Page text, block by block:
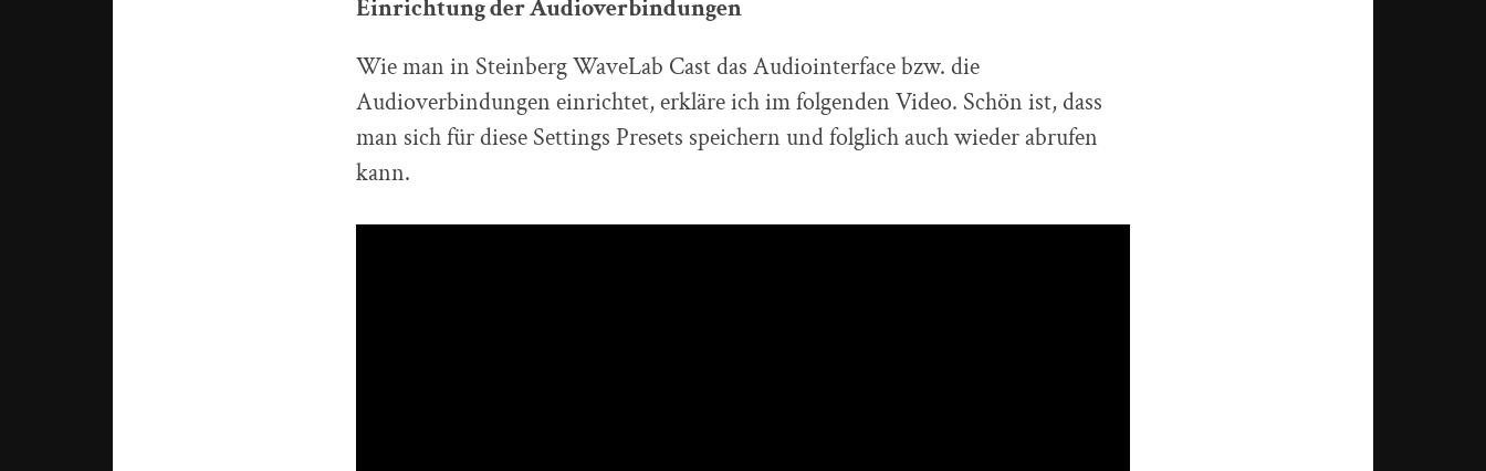
Einrichtung der Audioverbindungen
Wie man in Steinberg WaveLab Cast das Audiointerface bzw. die
Audioverbindungen einrichtet, erkläre ich im folgenden Video. Schön ist, dass
man sich für diese Settings Presets speichern und folglich auch wieder abrufen
kann.